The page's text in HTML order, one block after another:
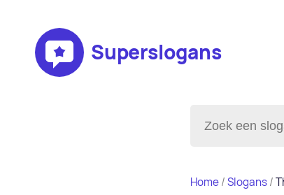
Superslogans
Home/Slogans/